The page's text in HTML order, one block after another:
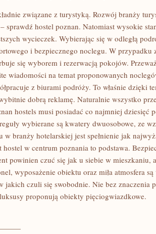
związane z turystyką. Rozwój branży
sprawdź hostel poznan. Natomiast wysokie
wycieczek. Wybierając się w odległą
i bezpiecznego noclegu. W
się wyborem i rezerwacją pokojów.
wiadomości na temat proponowanych
z biurami podróży. To właśnie dzięki
dobrą reklamę. Naturalnie wszystko
hostels musi posiadać co najmniej dziesięć
wybierane są kwatery dwuosobowe, ze
w branży hotelarskiej jest spełnienie jak
hostel w centrum poznania to podstawa.
powinien czuć się jak u siebie w mieszkaniu,
wyposażenie obiektu oraz miła atmosfera
jakich czuli się swobodnie. Nie bez znaczenia
proponują obiekty pięciogwiazdkowe.